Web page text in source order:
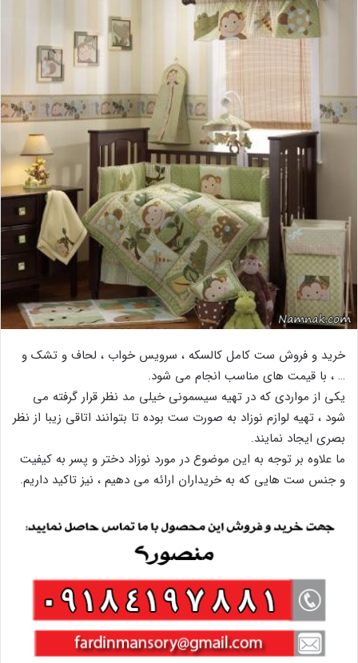
خرید و فروش ست کامل کالسکه ، سرویس خواب ، لحاف و تشک و
… ، با قیمت های مناسب انجام می شود.
یکی از مواردی که در تهیه سیسمونی خیلی مد نظر قرار گرفته می
شود ، تهیه لوازم نوزاد به صورت ست بوده تا بتوانند اتاقی زیبا از نظر
بصری ایجاد نمایند.
ما علاوه بر توجه به این موضوع در مورد نوزاد دختر و پسر به کیفیت
و جنس ست هایی که به خریداران ارائه می دهیم ، نیز تاکید داریم.